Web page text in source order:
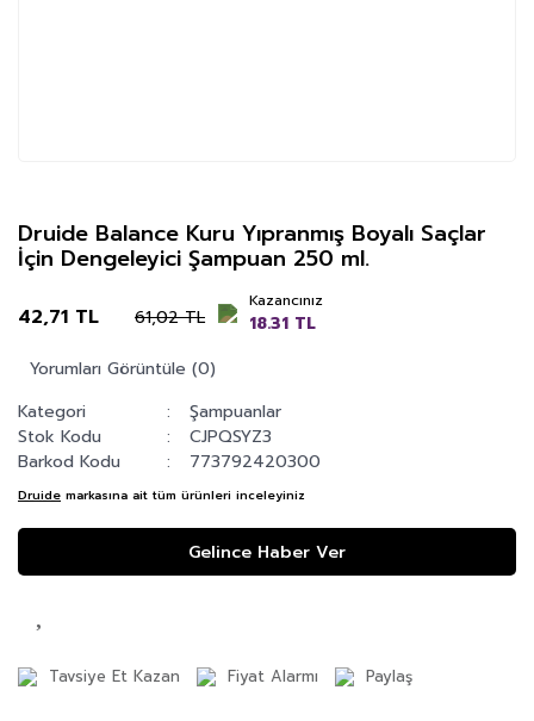
Druide Balance Kuru Yıpranmış Boyalı Saçlar
İçin Dengeleyici Şampuan 250 ml.
42,71 TL 61,02 TL
Kazancınız
18.31 TL
Yorumları Görüntüle (0)
Kategori
Şampuanlar
Stok Kodu
CJPQSYZ3
Barkod Kodu
773792420300
Druide markasına ait tüm ürünleri inceleyiniz
Gelince Haber Ver
Tavsiye Et Kazan Fiyat Alarmı Paylaş